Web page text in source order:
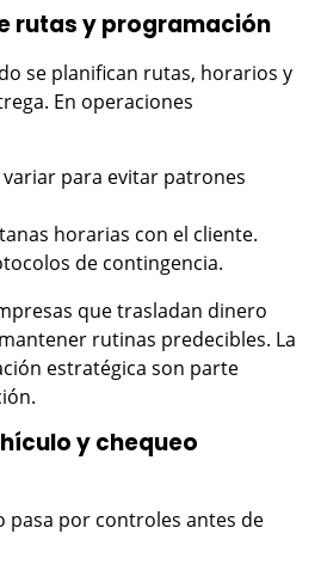
rutas y programación
se planifican rutas, horarios y
En operaciones
para evitar patrones
horarias con el cliente.
de contingencia.
que trasladan dinero
rutinas predecibles. La
estratégica son parte
y chequeo
pasa por controles antes de